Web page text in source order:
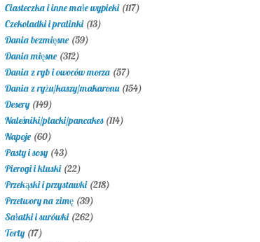
Ciasteczka i inne małe wypieki (117)
Czekoladki i pralinki (13)
Dania bezmięsne (59)
Dania mięsne (312)
Dania z ryb i owoców morza (57)
Dania z ryżu/kaszy/makaronu (154)
Desery (149)
Naleśniki/placki/pancakes (114)
Napoje (60)
Pasty i sosy (43)
Pierogi i kluski (22)
Przekąski i przystawki (218)
Przetwory na zimę (39)
Sałatki i surówki (262)
Torty (17)